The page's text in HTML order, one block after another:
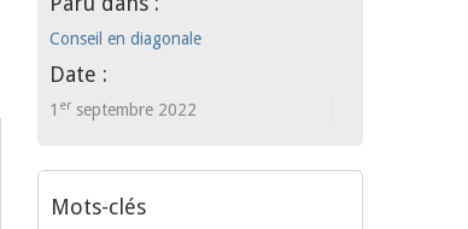
Conseil en diagonale
Date :
1 erseptembre 2022
Mots-clés